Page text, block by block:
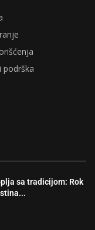
podrška
sa tradicijom: Rok